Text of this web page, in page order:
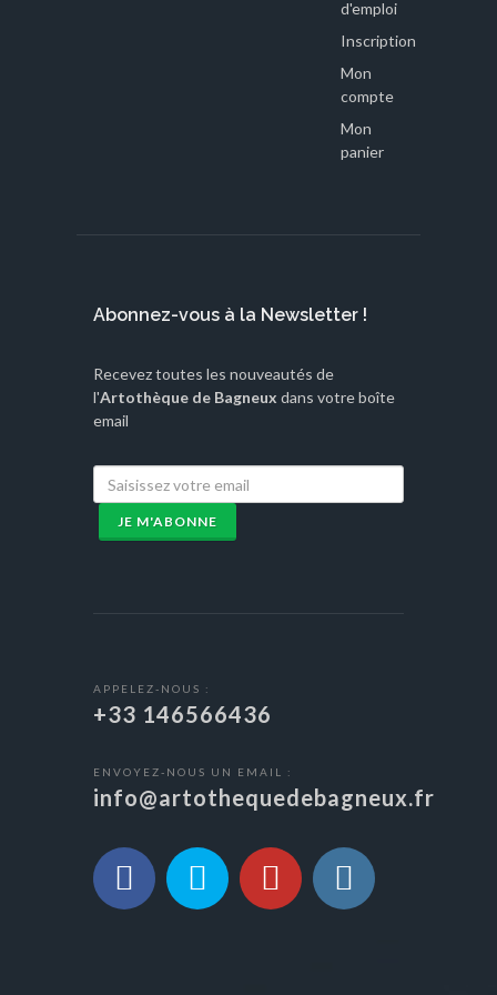
d'emploi
Inscription
Mon
compte
Mon
panier
Abonnez-vous à la Newsletter !
Recevez toutes les nouveautés de
l'Artothèque de Bagneux dans votre boîte
email
JE M'ABONNE
APPELEZ-NOUS :
+33 146566436
ENVOYEZ-NOUS UN EMAIL :
info@artothequedebagneux.fr